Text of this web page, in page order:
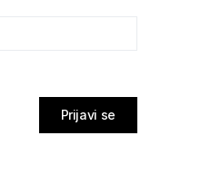
Prijavi se